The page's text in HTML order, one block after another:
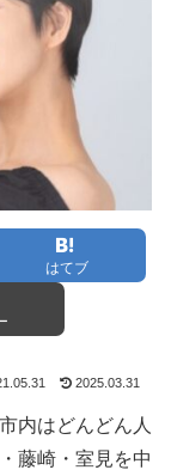
はてブ
2025.03.31
内はどんどん人
藤崎・室見を中